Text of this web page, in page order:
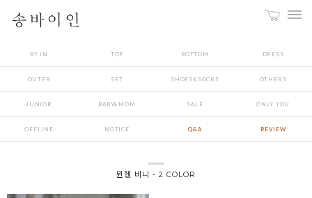
BY IN TOP BOTTOM DRESS
OUTER SET SHOES&SOCKS OTHERS
JUNIOR BABY&MOM SALE ONLY YOU
OFFLINE NOTICE Q&A REVIEW
뮌헨 비니 - 2 COLOR